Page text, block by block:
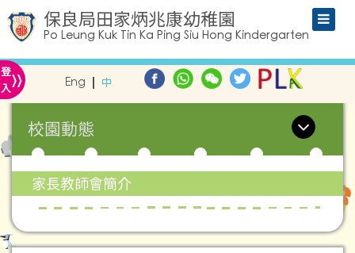
保良局田家炳兆康幼稚園
Po Leung Kuk Tin Ka Ping Siu Hong Kindergarten
登
入» Eng 中
校園動態
家長教師會簡介